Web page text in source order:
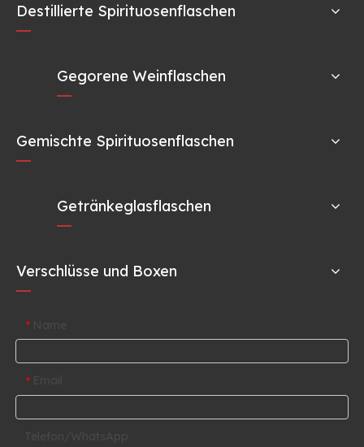
Destillierte Spirituosenflaschen
Gegorene Weinflaschen
Gemischte Spirituosenflaschen
Getränkeglasflaschen
Verschlüsse und Boxen
*
*